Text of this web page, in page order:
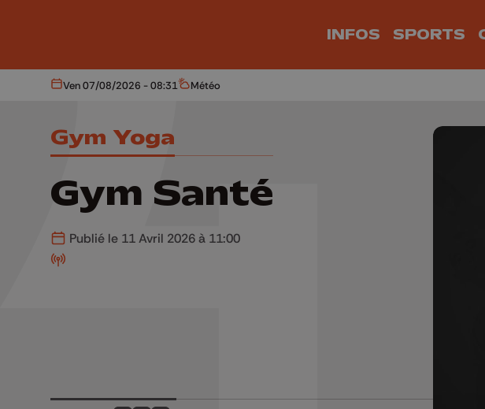
INFOS SPORTS
Aujourd'hui
Ven 07/08/2026 - 08:31 Météo
Météo
Gym Yoga
Gym Santé
Publié le 11 Avril 2026 à 11:00